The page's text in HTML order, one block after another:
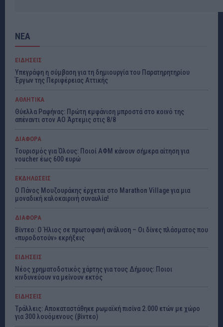
ΝΕΑ
ΕΙΔΗΣΕΙΣ
Υπεγράφη η σύμβαση για τη δημιουργία του Παρατηρητηρίου
Έργων της Περιφέρειας Αττικής
ΑΘΛΗΤΙΚΑ
Θύελλα Ραφήνας: Πρώτη εμφάνιση μπροστά στο κοινό της
απέναντι στον ΑΟ Άρτεμις στις 8/8
ΔΙΑΦΟΡΑ
Τουρισμός για Όλους: Ποιοί ΑΦΜ κάνουν σήμερα αίτηση για
voucher έως 600 ευρώ
ΕΚΔΗΛΩΣΕΙΣ
Ο Πάνος Μουζουράκης έρχεται στο Marathon Village για μια
μοναδική καλοκαιρινή συναυλία!
ΔΙΑΦΟΡΑ
Βίντεο: Ο Ήλιος σε πρωτοφανή ανάλυση – Οι δίνες πλάσματος που
«πυροδοτούν» εκρήξεις
ΕΙΔΗΣΕΙΣ
Νέος χρηματοδοτικός χάρτης για τους Δήμους: Ποιοι
κινδυνεύουν να μείνουν εκτός
ΕΙΔΗΣΕΙΣ
Τράλλεις: Αποκαταστάθηκε ρωμαϊκή πισίνα 2.000 ετών με χώρο
για 300 λουόμενους (βίντεο)